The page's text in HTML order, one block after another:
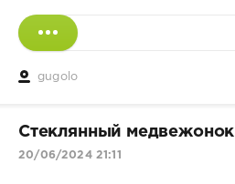
gugolo
Стеклянный медвежонок
20/06/2024 21:11